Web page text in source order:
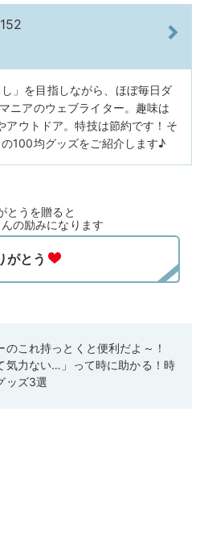
」を目指しながら、ほぼ毎日ダ
ニアのウェブライター。趣味は
アウトドア。特技は節約です！そ
100均グッズをご紹介します♪
とうを贈ると
の励みになります
のこれ持っとくと便利だよ～！
気力ない…」って時に助かる！時
ッズ3選